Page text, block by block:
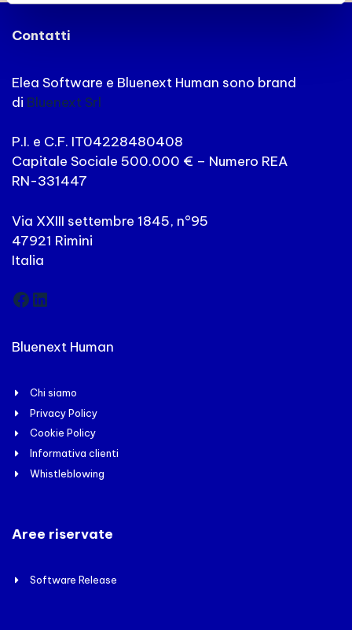
Contatti
Elea Software e Bluenext Human sono brand
di Bluenext Srl
P.I. e C.F. IT04228480408
Capitale Sociale 500.000 € – Numero REA
RN-331447
Via XXIII settembre 1845, n°95
47921 Rimini
Italia
Facebook
LinkedIn
Bluenext Human
Chi siamo
Privacy Policy
Cookie Policy
Informativa clienti
Whistleblowing
Aree riservate
Software Release